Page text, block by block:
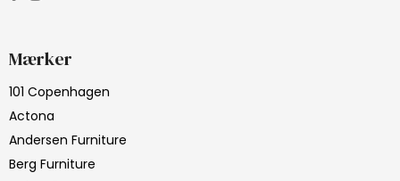
Mærker
101 Copenhagen
Actona
Andersen Furniture
Berg Furniture